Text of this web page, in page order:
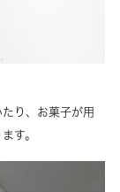
り、お菓子が用
す。